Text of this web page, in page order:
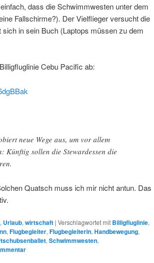
dass die Schwimmwesten unter dem
Fallschirme?). Der Vielflieger versucht die
in sein Buch (Laptops müssen zu dem
Cebu Pacific ab:
neue Wege aus, um vor allem
Künftig sollen die Stewardessen die
Quatsch muss ich mir nicht antun. Das
, Urlaub, wirtschaft | Verschlagwortet mit Billigfluglinie,
, Flugbegleiter, Flugbegleiterin, Handbewegung,
, Schwimmwesten,